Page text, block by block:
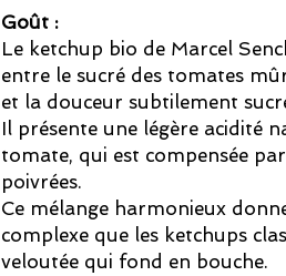
Goût :
Le ketchup bio de Marcel
entre le sucré des tomates
et la douceur subtilement
Il présente une légère acidité
tomate, qui est compensée
poivrées.
Ce mélange harmonieux
complexe que les ketchups
veloutée qui fond en bouche.